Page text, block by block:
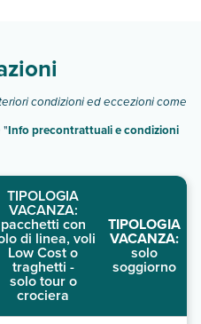
condizioni ed eccezioni come
"Info precontrattuali e condizioni
TIPOLOGIA
VACANZA:
pacchetti con
di linea, voli
Low Cost o
traghetti -
solo tour o
crociera
TIPOLOGIA
VACANZA:
solo
soggiorno